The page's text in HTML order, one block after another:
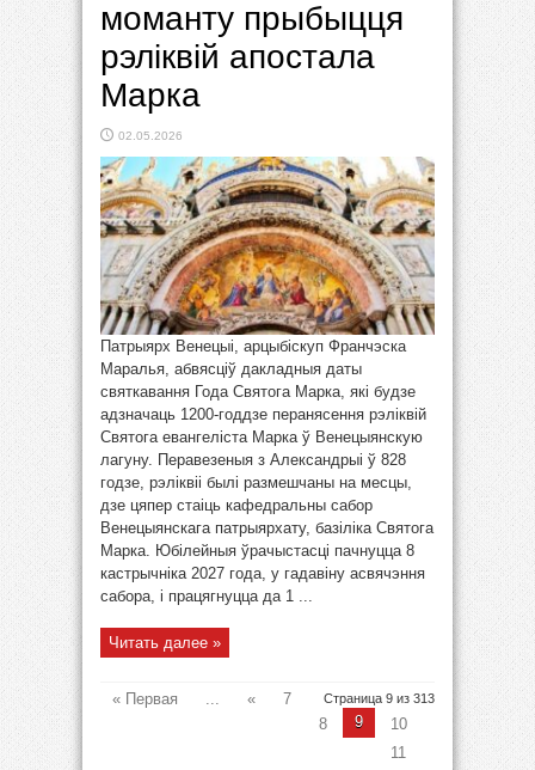
моманту прыбыцця
рэліквій апостала
Марка
02.05.2026
Патрыярх Венецыі, арцыбіскуп Франчэска
Маралья, абвясціў дакладныя даты
святкавання Года Святога Марка, які будзе
адзначаць 1200-годдзе перанясення рэліквій
Святога евангеліста Марка ў Венецыянскую
лагуну. Перавезеныя з Александрыі ў 828
годзе, рэліквіі былі размешчаны на месцы,
дзе цяпер стаіць кафедральны сабор
Венецыянскага патрыярхату, базіліка Святога
Марка. Юбілейныя ўрачыстасці пачнуцца 8
кастрычніка 2027 года, у гадавіну асвячэння
сабора, і працягнуцца да 1 ...
Читать далее »
Страница 9 из 313
« Первая «
7
8
9
10
11